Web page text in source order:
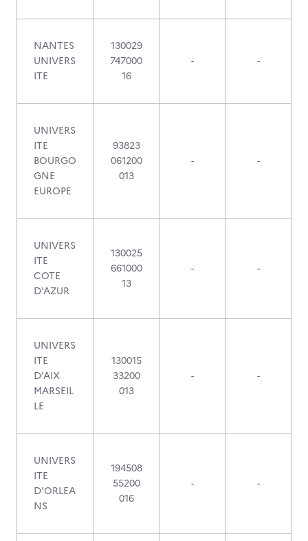
NANTES
UNIVERS
ITE
130029
747000
16
- -
UNIVERS
ITE
BOURGO
GNE
EUROPE
93823
061200
013
- -
UNIVERS
ITE
COTE
D'AZUR
130025
661000
13
- -
UNIVERS
ITE
D'AIX
MARSEIL
LE
130015
33200
013
- -
UNIVERS
ITE
D'ORLEA
NS
194508
55200
016
- -